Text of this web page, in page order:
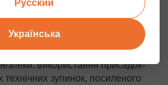
Об'їзд населених пунктів часто
на 15–20%.
відіграє важливу роль у
період вимагає
використання присадок-
технічних зупинок, посиленого
Русский
Українська